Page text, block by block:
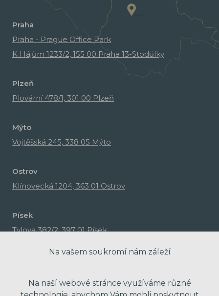
Praha
Praha - Prague Office Park
K Hájům 1233/2, 155 00 Praha 13-Stodůlky
Plzeň
Plovární 478/1, 301 00 Plzeň
Mýto
Vojtěšská 245, 338 05 Mýto
Ostrov
Klínovecká 1204, 363 01 Ostrov
Písek
Tylova 382/2, 397 01 Písek
Na vašem soukromí nám záleží
Na naší webové stránce využíváme různé